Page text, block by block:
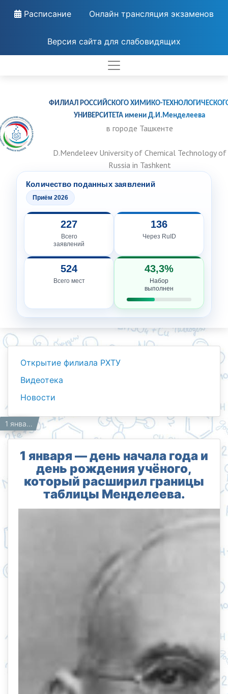
Расписание Онлайн трансляция экзаменов
Версия сайта для слабовидящих
ФИЛИАЛ РОССИЙСКОГО ХИМИКО-
УНИВЕРСИТЕТА имени Д.И.Менделеева
в городе Ташкенте
D.Mendeleev University of Chemical Technology of
Russia in Tashkent
Количество поданных заявлений
Приём 2026
227
Всего
заявлений
136
Через RuID
524
Всего мест
43,3%
Набор
выполнен
Открытие филиала РХТУ
Видеотека
Новости
Главная
Работникам
Новости 1 января — день начала года и день рождения учёного, который расширил границы таблицы Менделеева.
1 января — день начала года и
день рождения учёного,
который расширил границы
таблицы Менделеева.